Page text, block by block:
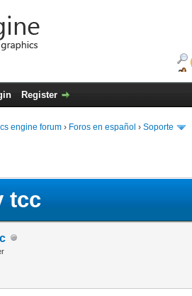
Register
engine forum › Foros en español › Soporte
tcc